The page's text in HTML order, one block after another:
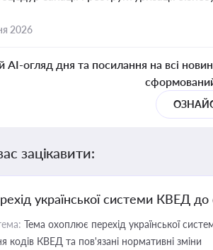
2026
AI-огляд дня та посилання на всі
зацікавити:
української системи КВЕД до
Тема охоплює перехід української
кодів КВЕД та пов'язані нормативні зміни